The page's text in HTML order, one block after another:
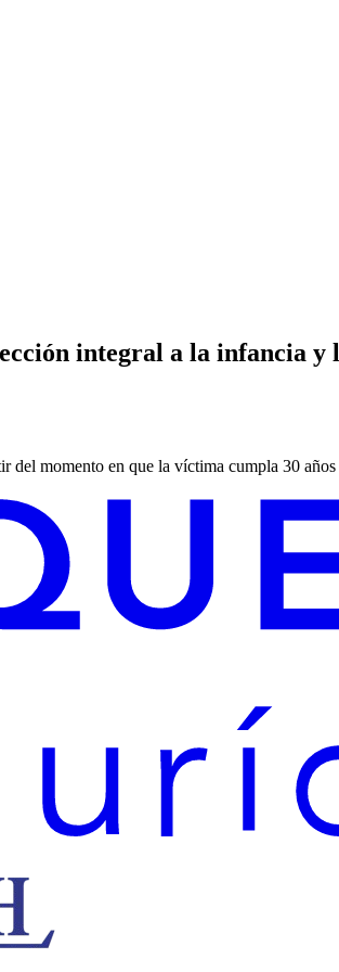
integral a la infancia y
del momento en que la víctima cumpla 30